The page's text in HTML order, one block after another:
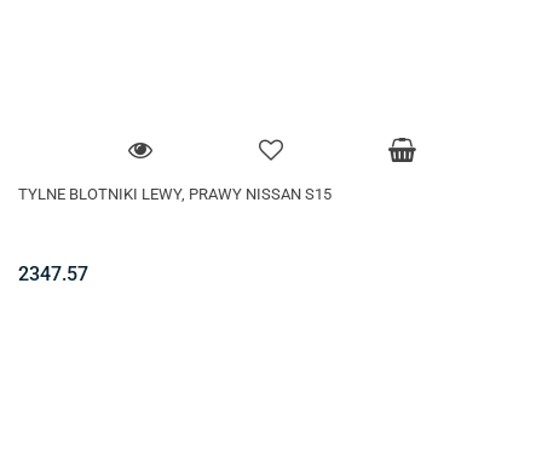
TYLNE BLOTNIKI LEWY, PRAWY NISSAN S15
2347.57